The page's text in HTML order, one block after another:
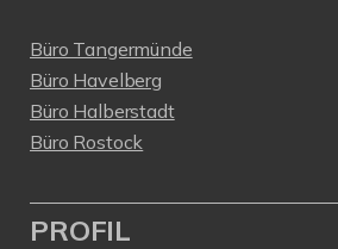
Büro Tangermünde
Büro Havelberg
Büro Halberstadt
Büro Rostock
PROFIL